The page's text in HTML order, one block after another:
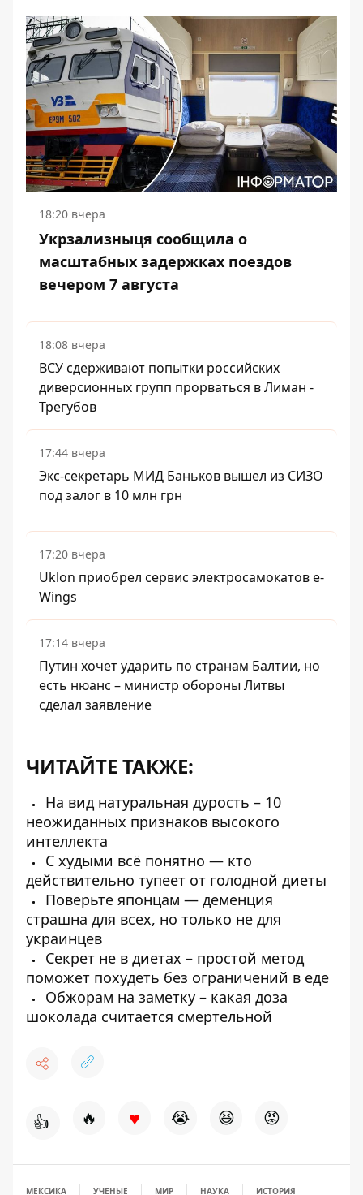
18:20 вчера
Укрзализныця сообщила о
масштабных задержках поездов
вечером 7 августа
18:08 вчера
ВСУ сдерживают попытки российских
диверсионных групп прорваться в Лиман -
Трегубов
17:44 вчера
Экс-секретарь МИД Баньков вышел из СИЗО
под залог в 10 млн грн
17:20 вчера
Uklon приобрел сервис электросамокатов e-
Wings
17:14 вчера
Путин хочет ударить по странам Балтии, но
есть нюанс – министр обороны Литвы
сделал заявление
ЧИТАЙТЕ ТАКЖЕ:
На вид натуральная дурость – 10
неожиданных признаков высокого
интеллекта
С худыми всё понятно — кто
действительно тупеет от голодной диеты
Поверьте японцам — деменция
страшна для всех, но только не для
украинцев
Секрет не в диетах – простой метод
поможет похудеть без ограничений в еде
Обжорам на заметку – какая доза
шоколада считается смертельной
👍 🔥 ♥ 😭 😆 😡
МЕКСИКА УЧЕНЫЕ МИР НАУКА ИСТОРИЯ